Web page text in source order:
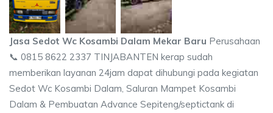
Jasa Sedot Wc Kosambi Dalam Mekar Baru Perusahaan
📞 0815 8622 2337 TINJABANTEN kerap sudah
memberikan layanan 24jam dapat dihubungi pada kegiatan
Sedot Wc Kosambi Dalam, Saluran Mampet Kosambi
Dalam & Pembuatan Advance Sepiteng/septictank di